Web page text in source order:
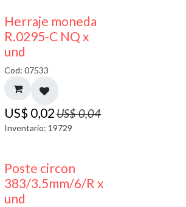
50% DESCUENTO
Herraje moneda
R.0295-C NQ x
und
Cod: 07533
US$ 0,02US$0,04
Inventario: 19729
Poste circon
383/3.5mm/6/R x
und